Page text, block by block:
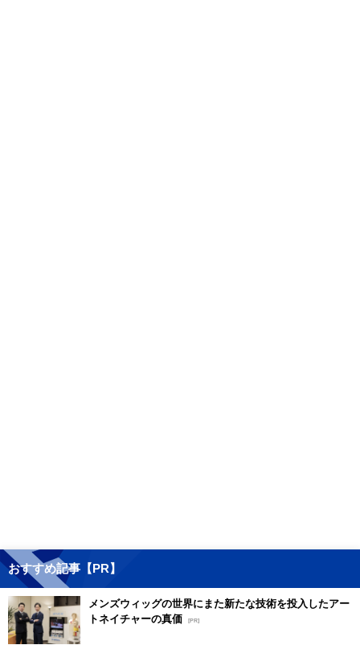
おすすめ記事【PR】
メンズウィッグの世界にまた新たな技術を投入したアー
トネイチャーの真価 [PR]